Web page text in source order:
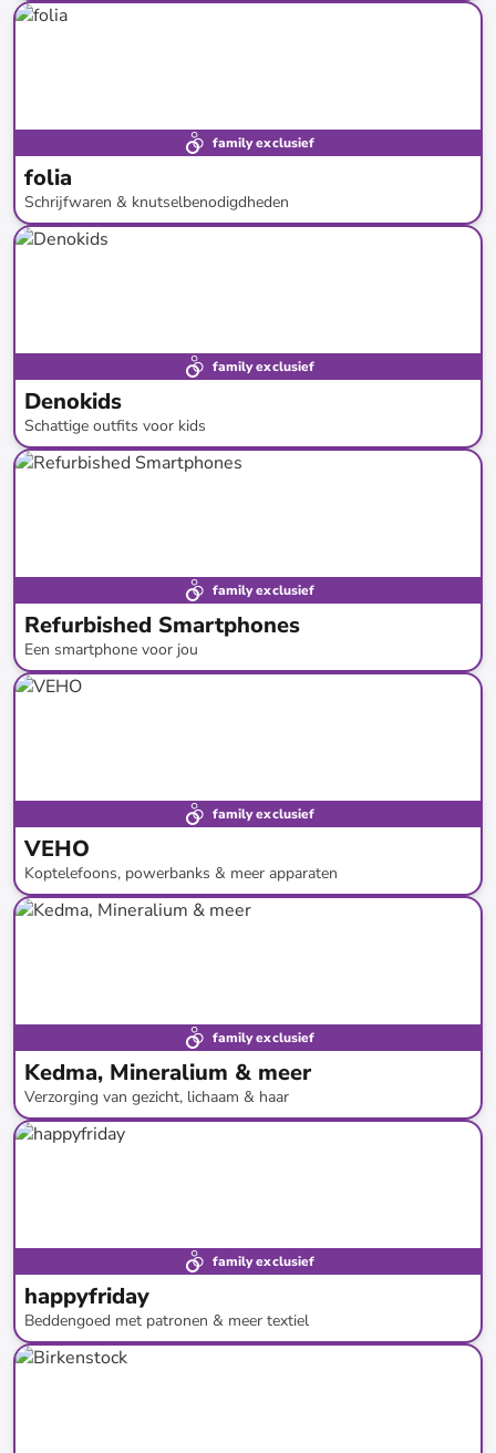
tot-
family exclusief
folia
Schrijfwaren & knutselbenodigdheden
tot-59%*
family exclusief
Denokids
Schattige outfits voor kids
tot-80%*
family exclusief
Refurbished Smartphones
Een smartphone voor jou
tot-67
family exclusief
VEHO
Koptelefoons, powerbanks & meer apparaten
tot-86%*
family exclusief
Kedma, Mineralium & meer
Verzorging van gezicht, lichaam & haar
tot-91%*
family exclusief
happyfriday
Beddengoed met patronen & meer textiel
tot-71%*